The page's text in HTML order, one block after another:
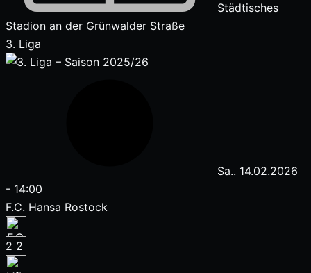
Städtisches
Stadion an der Grünwalder Straße
3. Liga
Sa.. 14.02.2026
- 14:00
F.C. Hansa Rostock
2 2